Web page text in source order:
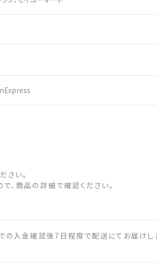
さい。
商品の詳細で確認ください。
入金確認後7日程度で配送にてお届けし